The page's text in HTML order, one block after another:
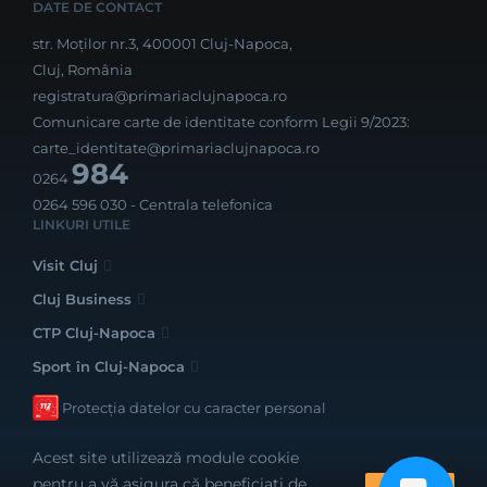
DATE DE CONTACT
str. Moților nr.3, 400001 Cluj-Napoca,
Cluj, România
registratura@primariaclujnapoca.ro
Comunicare carte de identitate conform Legii 9/2023:
carte_identitate@primariaclujnapoca.ro
0264984
0264 596 030 - Centrala telefonica
LINKURI UTILE
Visit Cluj
Cluj Business
CTP Cluj-Napoca
Sport în Cluj-Napoca
Protecția datelor cu caracter personal
Acest site utilizează module cookie